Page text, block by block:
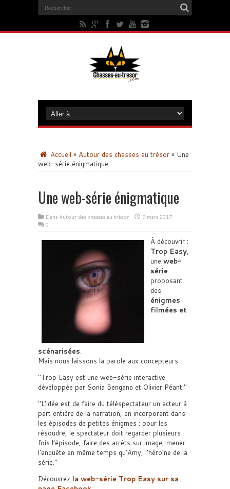
Accueil » Autour des chasses au trésor » Une
web-série énigmatique
Une web-série énigmatique
Dans Autour des chasses au trésor
9 mars 2017
0
À découvrir :
Trop Easy,
une web-
série
proposant
des
énigmes
filmées et
scénarisées.
Mais nous laissons la parole aux concepteurs :
Trop Easy est une web-série interactive
développée par Sonia Bengana et Olivier Péant.
L’idée est de faire du téléspectateur un acteur à
part entière de la narration, en incorporant dans
les épisodes de petites énigmes : pour les
résoudre, le spectateur doit regarder plusieurs
fois l’épisode, faire des arrêts sur image, mener
l’enquête en même temps qu’Amy, l’héroïne de la
série.
Découvrez la web-série Trop Easy sur sa